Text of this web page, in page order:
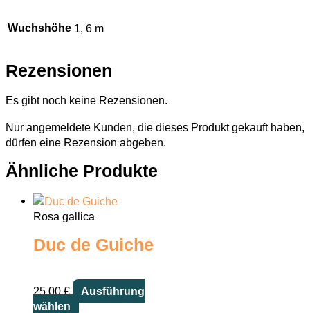
Wuchshöhe 1, 6 m
Rezensionen
Es gibt noch keine Rezensionen.
Nur angemeldete Kunden, die dieses Produkt gekauft haben,
dürfen eine Rezension abgeben.
Ähnliche Produkte
Rosa gallica
Duc de Guiche
25,00 €
Ausführung
wählen
Dieses